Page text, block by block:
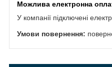
У компанії підключені